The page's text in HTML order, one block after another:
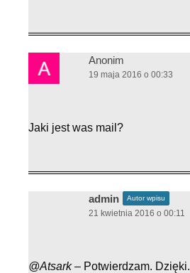
Anonim
19 maja 2016 o 00:33
Jaki jest was mail?
admin Autor wpisu
21 kwietnia 2016 o 00:11
@Atsark – Potwierdzam. Dzięki.